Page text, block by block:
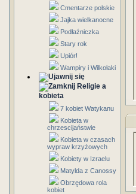
Cmentarze polskie
Jajka wielkanocne
Podłaźniczka
Stary rok
Upiór!
Wampiry i Wilkołaki
Religie a
kobieta
7 kobiet Watykanu
Kobieta w
chrzescijaństwie
Kobieta w czasach
wypraw krzyżowych
Kobiety w Izraelu
Matylda z Canossy
Obrzędowa rola
kobiet